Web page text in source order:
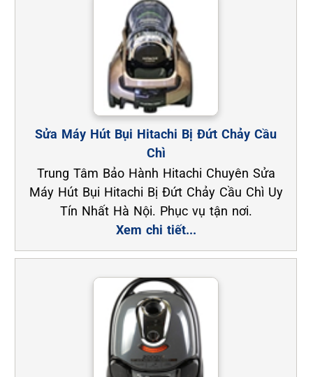
Sửa Máy Hút Bụi Hitachi Bị Đứt Chảy Cầu
Chì
Trung Tâm Bảo Hành Hitachi Chuyên Sửa
Máy Hút Bụi Hitachi Bị Đứt Chảy Cầu Chì Uy
Tín Nhất Hà Nội. Phục vụ tận nơi.
Xem chi tiết...